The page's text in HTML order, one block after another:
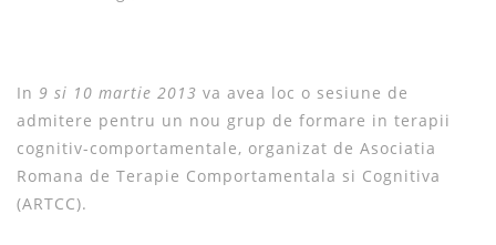
In 9 si 10 martie 2013 va avea loc o sesiune de
admitere pentru un nou grup de formare in terapii
cognitiv-comportamentale, organizat de Asociatia
Romana de Terapie Comportamentala si Cognitiva
(ARTCC).